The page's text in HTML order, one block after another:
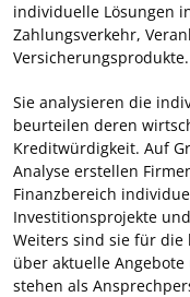
individuelle Lösungen
Zahlungsverkehr,
Versicherungsprodukte.
Sie analysieren die
beurteilen deren
Kreditwürdigkeit. Auf
Analyse erstellen
Finanzbereich
Investitionsprojekte
Weiters sind sie für
über aktuelle
stehen als